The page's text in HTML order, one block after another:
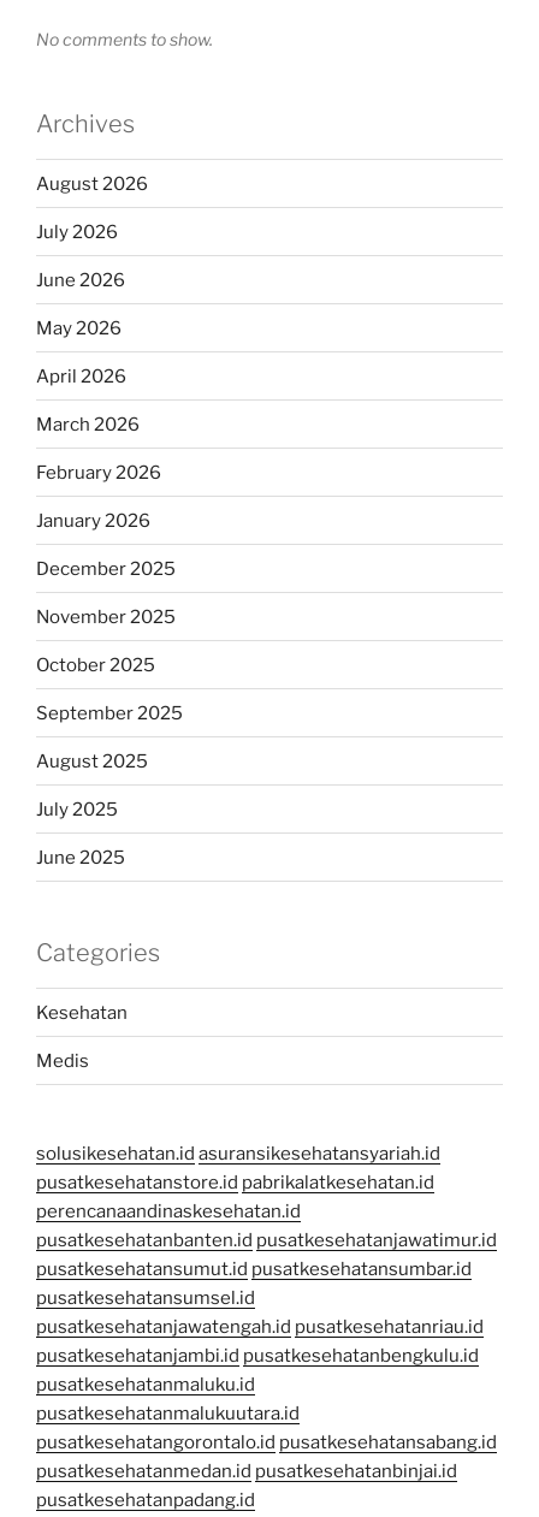
No comments to show.
Archives
August 2026
July 2026
June 2026
May 2026
April 2026
March 2026
February 2026
January 2026
December 2025
November 2025
October 2025
September 2025
August 2025
July 2025
June 2025
Categories
Kesehatan
Medis
solusikesehatan.id asuransikesehatansyariah.id
pusatkesehatanstore.id pabrikalatkesehatan.id
perencanaandinaskesehatan.id
pusatkesehatanbanten.id pusatkesehatanjawatimur.id
pusatkesehatansumut.id pusatkesehatansumbar.id
pusatkesehatansumsel.id
pusatkesehatanjawatengah.id pusatkesehatanriau.id
pusatkesehatanjambi.id pusatkesehatanbengkulu.id
pusatkesehatanmaluku.id
pusatkesehatanmalukuutara.id
pusatkesehatangorontalo.id pusatkesehatansabang.id
pusatkesehatanmedan.id pusatkesehatanbinjai.id
pusatkesehatanpadang.id